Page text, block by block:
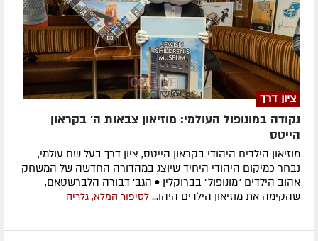
ציון דרך
נקודה במונופול העולמי: מוזיאון צבאות ה' בקראון
הייטס
מוזיאון הילדים היהודי בקראון הייטס, ציון דרך בעל שם עולמי,
נבחר כמיקום היהודי היחיד שיוצג במהדורה החדשה של המשחק
אהוב הילדים "מונופול" בברוקלין • הגב' דבורה הלברשטאם,
שהקימה את מוזיאון הילדים היהו... לסיפור המלא, גלריה